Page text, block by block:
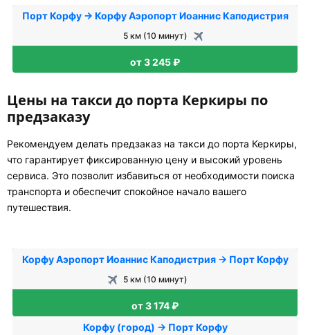
Порт Корфу → Корфу Аэропорт Иоаннис Каподистрия
5 км (10 минут)
от 3 245 ₽
Цены на такси до порта Керкиры по
предзаказу
Рекомендуем делать предзаказ на такси до порта Керкиры,
что гарантирует фиксированную цену и высокий уровень
сервиса. Это позволит избавиться от необходимости поиска
транспорта и обеспечит спокойное начало вашего
путешествия.
Корфу Аэропорт Иоаннис Каподистрия → Порт Корфу
5 км (10 минут)
от 3 174 ₽
Корфу (город) → Порт Корфу